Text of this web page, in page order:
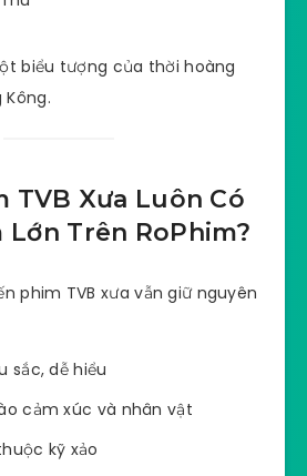
biểu tượng của thời hoàng
Kông.
TVB Xưa Luôn Có
Lớn Trên RoPhim?
phim TVB xưa vẫn giữ nguyên
sắc, dễ hiểu
cảm xúc và nhân vật
kỹ xảo